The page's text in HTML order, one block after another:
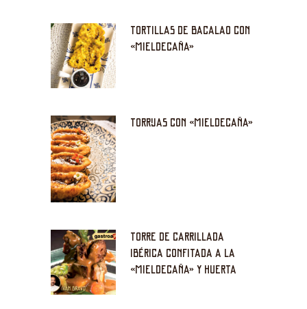
TORTILLAS DE BACALAO CON
«MIELDECAÑA»
TORRIJAS CON «MIELDECAÑA»
TORRE DE CARRILLADA
IBÉRICA CONFITADA A LA
«MIELDECAÑA» Y HUERTA